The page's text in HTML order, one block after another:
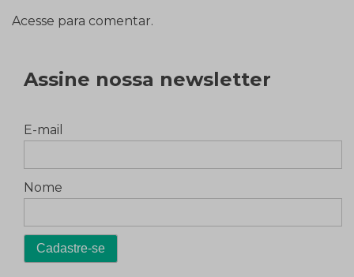
Acesse para comentar.
Assine nossa newsletter
E-mail
Nome